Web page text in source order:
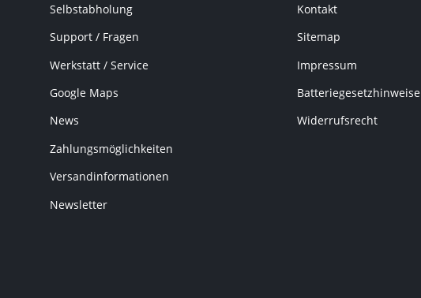
Selbstabholung
Support / Fragen
Werkstatt / Service
Google Maps
News
Zahlungsmöglichkeiten
Versandinformationen
Newsletter
Kontakt
Sitemap
Impressum
Batteriegesetzhinweise
Widerrufsrecht